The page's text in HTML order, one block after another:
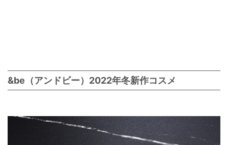
&be（アンドビー）2022年冬新作コスメ